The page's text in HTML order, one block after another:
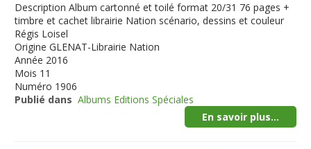
Description Album cartonné et toilé format 20/31 76 pages +
timbre et cachet librairie Nation scénario, dessins et couleur
Régis Loisel
Origine GLENAT-Librairie Nation
Année 2016
Mois 11
Numéro 1906
Publié dans Albums Editions Spéciales
En savoir plus...